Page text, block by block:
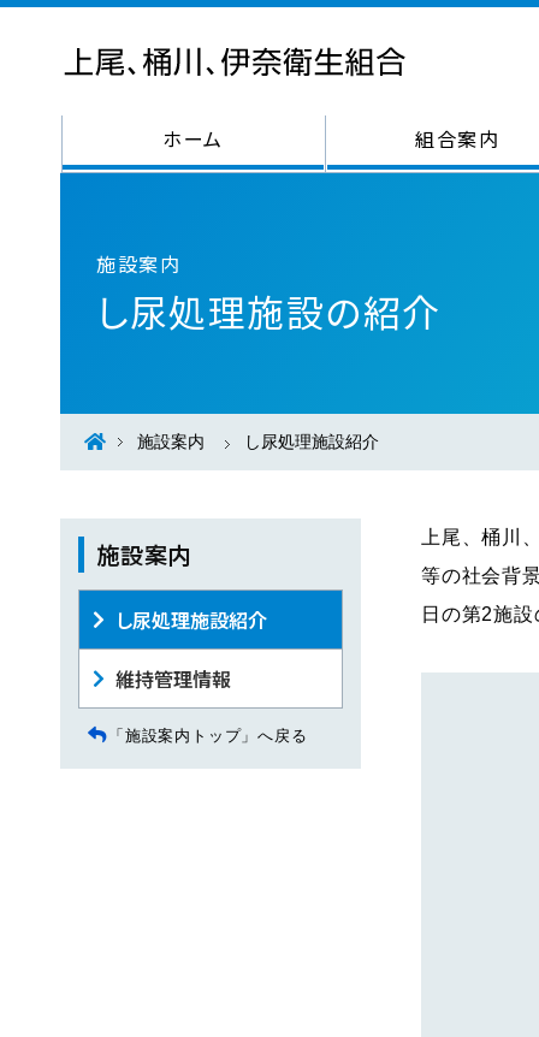
ホーム 組合案内
施設案内
し尿処理施設の紹介
施設案内 し尿処理施設紹介
上尾、桶川
等の社会背
日の第2施
施設案内
し尿処理施設紹介
維持管理情報
「施設案内トップ」へ戻る